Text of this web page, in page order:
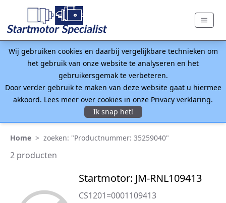
Wij gebruiken cookies en daarbij vergelijkbare technieken om
het gebruik van onze website te analyseren en het
gebruikersgemak te verbeteren.
Door verder gebruik te maken van deze website gaat u hiermee
akkoord. Lees meer over cookies in onze Privacy verklaring.
Ik snap het!
Home > zoeken: "Productnummer: 35259040"
2 producten
Startmotor: JM-RNL109413
CS1201=0001109413